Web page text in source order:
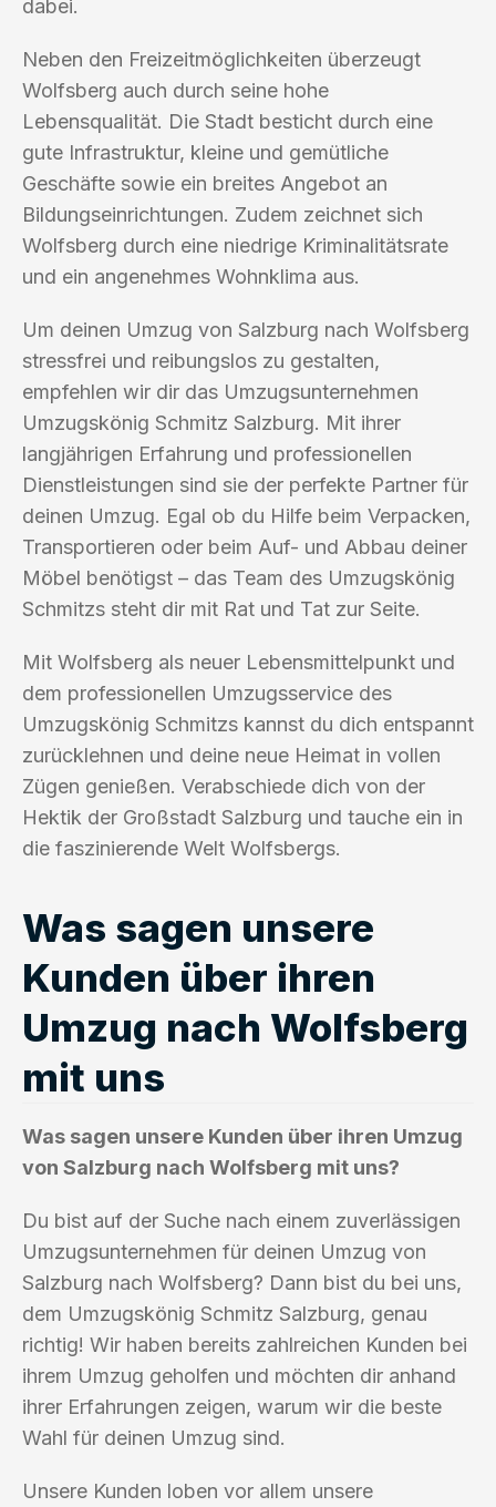
dabei.
Neben den Freizeitmöglichkeiten überzeugt
Wolfsberg auch durch seine hohe
Lebensqualität. Die Stadt besticht durch eine
gute Infrastruktur, kleine und gemütliche
Geschäfte sowie ein breites Angebot an
Bildungseinrichtungen. Zudem zeichnet sich
Wolfsberg durch eine niedrige Kriminalitätsrate
und ein angenehmes Wohnklima aus.
Um deinen Umzug von Salzburg nach Wolfsberg
stressfrei und reibungslos zu gestalten,
empfehlen wir dir das Umzugsunternehmen
Umzugskönig Schmitz Salzburg. Mit ihrer
langjährigen Erfahrung und professionellen
Dienstleistungen sind sie der perfekte Partner für
deinen Umzug. Egal ob du Hilfe beim Verpacken,
Transportieren oder beim Auf- und Abbau deiner
Möbel benötigst – das Team des Umzugskönig
Schmitzs steht dir mit Rat und Tat zur Seite.
Mit Wolfsberg als neuer Lebensmittelpunkt und
dem professionellen Umzugsservice des
Umzugskönig Schmitzs kannst du dich entspannt
zurücklehnen und deine neue Heimat in vollen
Zügen genießen. Verabschiede dich von der
Hektik der Großstadt Salzburg und tauche ein in
die faszinierende Welt Wolfsbergs.
Was sagen unsere
Kunden über ihren
Umzug nach Wolfsberg
mit uns
Was sagen unsere Kunden über ihren Umzug
von Salzburg nach Wolfsberg mit uns?
Du bist auf der Suche nach einem zuverlässigen
Umzugsunternehmen für deinen Umzug von
Salzburg nach Wolfsberg? Dann bist du bei uns,
dem Umzugskönig Schmitz Salzburg, genau
richtig! Wir haben bereits zahlreichen Kunden bei
ihrem Umzug geholfen und möchten dir anhand
ihrer Erfahrungen zeigen, warum wir die beste
Wahl für deinen Umzug sind.
Unsere Kunden loben vor allem unsere